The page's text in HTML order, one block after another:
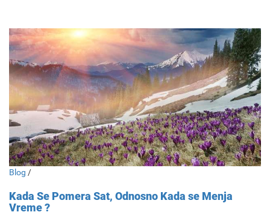
Blog /
Kada Se Pomera Sat, Odnosno Kada se Menja
Vreme ?